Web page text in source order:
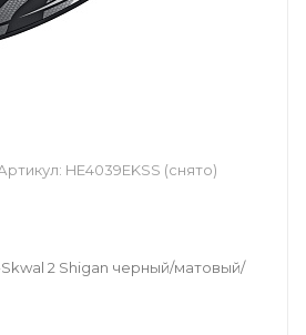
HE4039EKSS (снято)
2 Shigan черный/матовый/